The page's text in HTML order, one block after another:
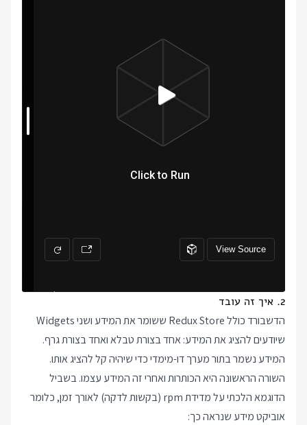
2. איך זה עובד
הדשבורד כולל Redux Store ששומר את המידע ושני Widgets
שיודעים להציג את המידע: אחד בצורת טבלא ואחד בצורת גרף.
המידע נשמר בתור מערך דו-מימדי כדי שיהיה קל להציג אותו.
השורה הראשונה היא הכותרות ואחרי זה המידע עצמו. בשביל
הדוגמא הלכתי על מדידת rpm (בקשות לדקה) לאורך זמן, כלומר
אוביקט מידע שנראה כך: